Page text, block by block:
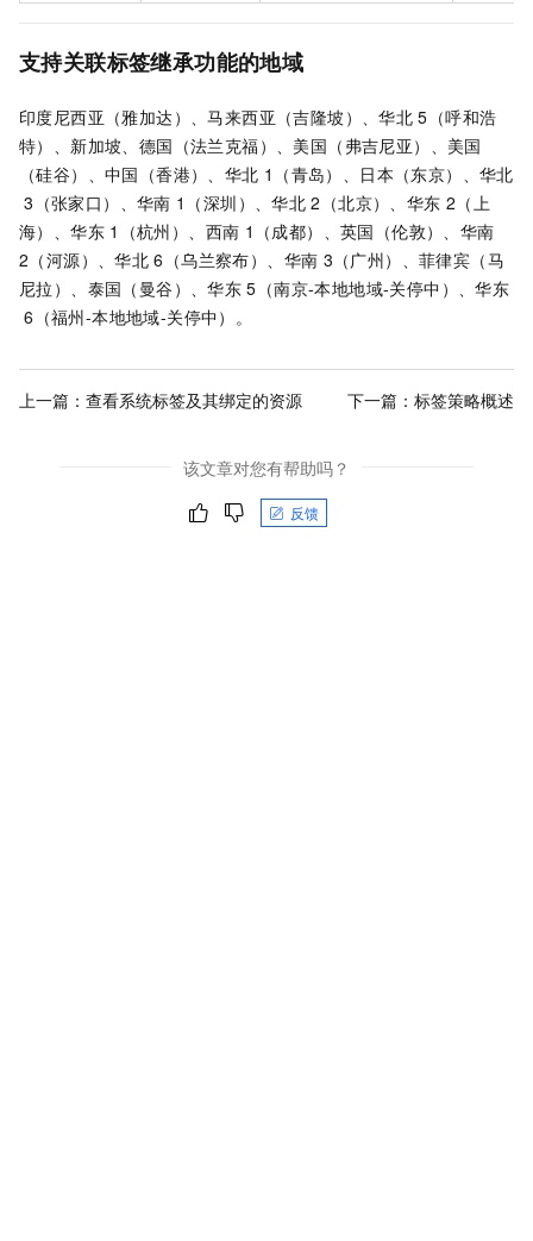
支持关联标签继承功能的地域
印度尼西亚（雅加达）、马来西亚（吉隆坡）、华北 5（呼和浩
特）、新加坡、德国（法兰克福）、美国（弗吉尼亚）、美国
（硅谷）、中国（香港）、华北 1（青岛）、日本（东京）、华北
3（张家口）、华南 1（深圳）、华北 2（北京）、华东 2（上
海）、华东 1（杭州）、西南 1（成都）、英国（伦敦）、华南
2（河源）、华北 6（乌兰察布）、华南 3（广州）、菲律宾（马
尼拉）、泰国（曼谷）、华东 5（南京-本地地域-关停中）、华东
6（福州-本地地域-关停中）。
上一篇： 查看系统标签及其绑定的资源 下一篇： 标签策略概述
该文章对您有帮助吗？
反馈